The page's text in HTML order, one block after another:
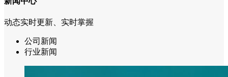
动态实时更新、实时掌握
公司新闻
行业新闻